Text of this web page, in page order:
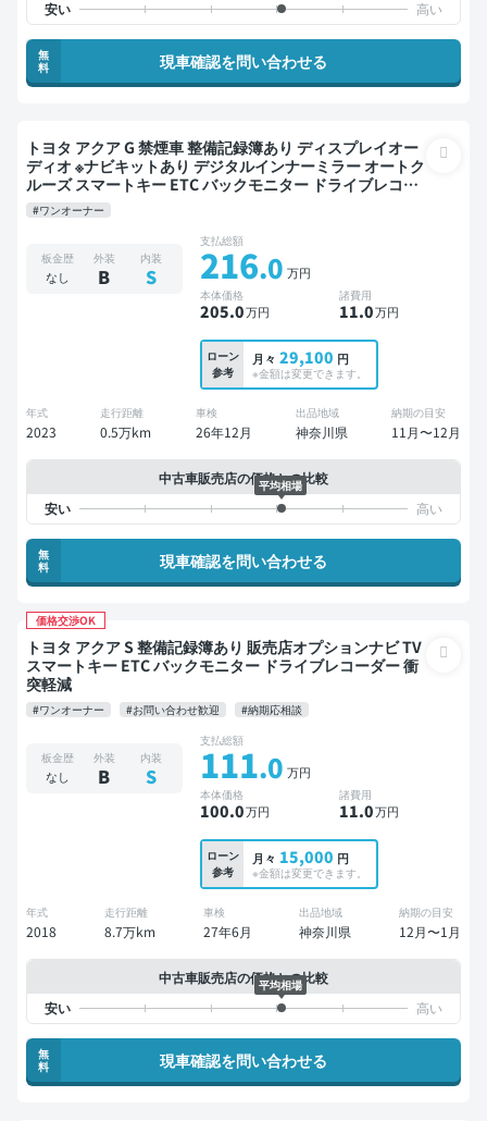
無
料
現車確認を問い合わせる
トヨタ アクア G 禁煙車 整備記録簿あり ディスプレイオー
ディオ ※ナビキットあり デジタルインナーミラー オートク
ルーズ スマートキー ETC バックモニター ドライブレコー
ダー 衝突軽減
#ワンオーナー
板金歴
なし
外装
B
内装
S
支払総額
216.0 万円
本体価格
205.0万円
諸費用
11.0万円
ローン
参考
月々 29,100 円
※金額は変更できます。
年式
2023
走行距離
0.5万km
車検
26年12月
出品地域
神奈川県
納期の目安
11月〜12月
中古車販売店の価格との比較
平均相場
無
料
現車確認を問い合わせる
価格交渉OK
トヨタ アクア S 整備記録簿あり 販売店オプションナビ TV
スマートキー ETC バックモニター ドライブレコーダー 衝
突軽減
#ワンオーナー #お問い合わせ歓迎 #納期応相談
板金歴
なし
外装
B
内装
S
支払総額
111.0 万円
本体価格
100.0万円
諸費用
11.0万円
ローン
参考
月々 15,000 円
※金額は変更できます。
年式
2018
走行距離
8.7万km
車検
27年6月
出品地域
神奈川県
納期の目安
12月〜1月
中古車販売店の価格との比較
平均相場
無
料
現車確認を問い合わせる